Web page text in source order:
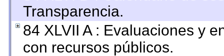
Transparencia.
84 XLVII A : Evaluaciones y
con recursos públicos.